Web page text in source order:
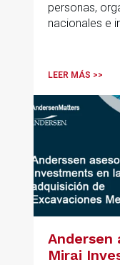
personas,
nacionales e
innovación o
LEER MÁS >>
Andersen
Mirai